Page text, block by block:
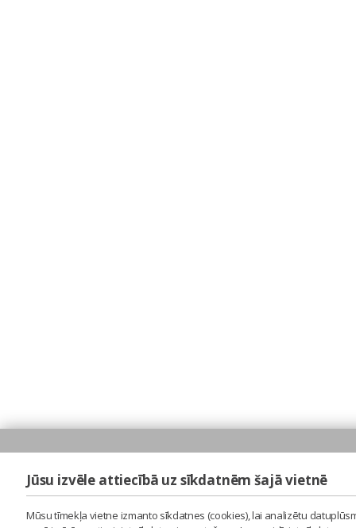
Jūsu izvēle attiecībā uz sīkdatnēm šajā vietnē
Mūsu tīmekļa vietne izmanto sīkdatnes (cookies), lai analizētu